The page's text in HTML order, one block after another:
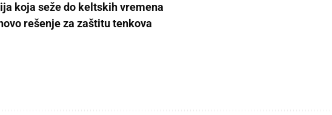
koja seže do keltskih vremena
rešenje za zaštitu tenkova